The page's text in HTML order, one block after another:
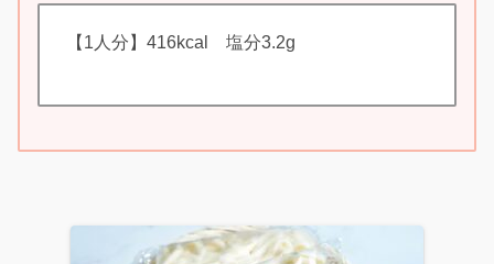
【1人分】416kcal 塩分3.2g